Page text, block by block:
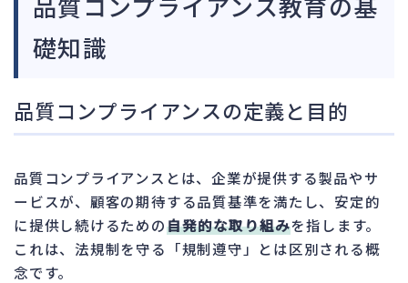
礎知識
品質コンプライアンスの定義と目的
品質コンプライアンスとは、企業が提供する製品やサ
ービスが、顧客の期待する品質基準を満たし、安定的
に提供し続けるための自発的な取り組みを指します。
これは、法規制を守る「規制遵守」とは区別される概
念です。